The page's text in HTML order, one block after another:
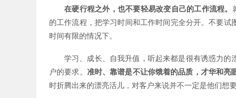
在硬行程之外，也不要轻易改变自己的工作流程。
的工作流程，把学习时间和工作时间完全分开。不要
时间有限的情况下。
学习、成长、自我升值，听起来都是很有诱惑力
户的要求。 准时、靠谱是不让你饿着的品质，才华和亮
时折腾出来的漂亮活儿，对客户来说并不一定是他们想要